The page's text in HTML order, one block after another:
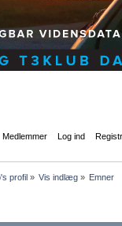
Medlemmer Log ind
profil» Vis indlæg» Emner